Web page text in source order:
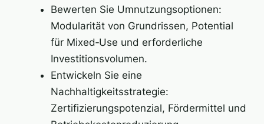
Bewerten Sie Umnutzungsoptionen:
Modularität von Grundrissen, Potential
für Mixed‑Use und erforderliche
Investitionsvolumen.
Entwickeln Sie eine
Nachhaltigkeitsstrategie:
Zertifizierungspotenzial, Fördermittel und